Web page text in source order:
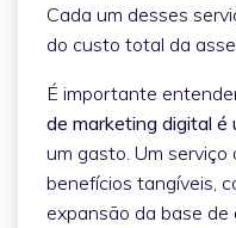
Cada um desses
do custo total da
É importante
de marketing digital é
um gasto. Um
benefícios tangíveis,
expansão da base de